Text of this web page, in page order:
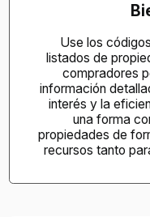
Use los
listados de
compradores
información
interés y la
una forma
propiedades de
recursos tanto